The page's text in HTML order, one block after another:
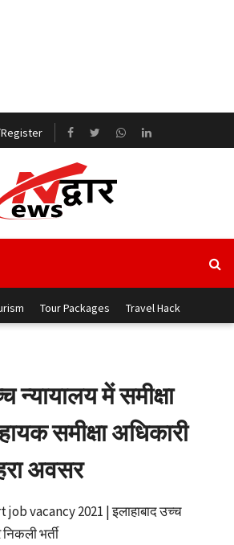
Tour Packages Travel Hack
न्यायालय में समीक्षा
समीक्षा अधिकारी
अवसर
vacancy 2021 | इलाहाबाद उच्च
भर्ती